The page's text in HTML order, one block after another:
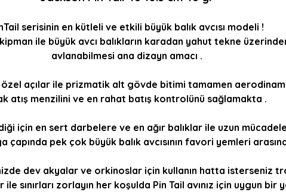
serisinin en kütleli ve etkili büyük balık avcısı modeli !
ile büyük avcı balıkların karadan yahut tekne
avlanabilmesi ana dizayn amacı .
açılar ile prizmatik alt gövde bitimi tamamen
atış menzilini ve en rahat batış kontrolünü sağlamakta .
için en sert darbelere ve en ağır balıklar ile uzun
çapında pek çok büyük balık avcısının favori yemleri
dev akyalar ve orkinoslar için kullanın hatta
ile sınırları zorlayın her koşulda Pin Tail avınız için uygun bir